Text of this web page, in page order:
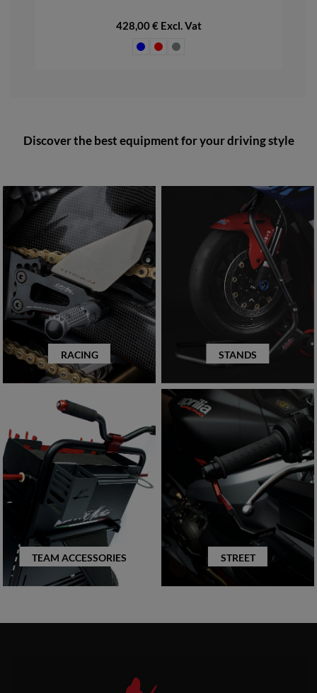
428,00 € Excl. Vat
Discover the best equipment for your driving style
RACING STANDS
TEAM ACCESSORIES STREET